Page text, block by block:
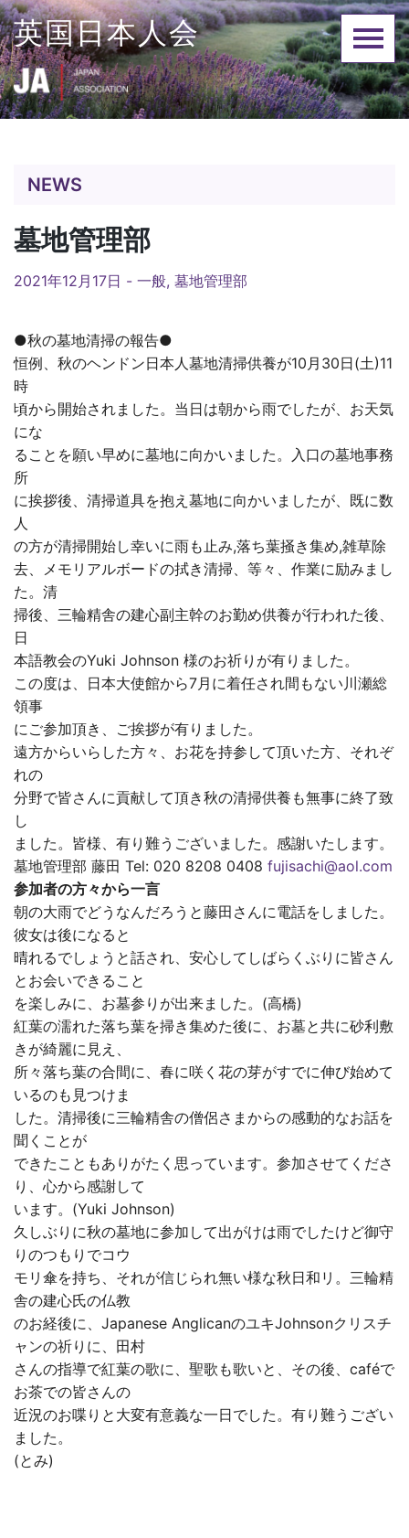
Skip
to
content
英国日本人会
NEWS
墓地管理部
2021年12月17日 - 一般, 墓地管理部
●秋の墓地清掃の報告●
恒例、秋のヘンドン日本人墓地清掃供養が10月30日(土)11
時
頃から開始されました。当日は朝から雨でしたが、お天気
にな
ることを願い早めに墓地に向かいました。入口の墓地事務
所
に挨拶後、清掃道具を抱え墓地に向かいましたが、既に数
人
の方が清掃開始し幸いに雨も止み,落ち葉掻き集め,雑草除
去、メモリアルボードの拭き清掃、等々、作業に励みまし
た。清
掃後、三輪精舎の建心副主幹のお勤め供養が行われた後、
日
本語教会のYuki Johnson 様のお祈りが有りました。
この度は、日本大使館から7月に着任され間もない川瀬総
領事
にご参加頂き、ご挨拶が有りました。
遠方からいらした方々、お花を持参して頂いた方、それぞ
れの
分野で皆さんに貢献して頂き秋の清掃供養も無事に終了致
し
ました。皆様、有り難うございました。感謝いたします。
墓地管理部 藤田 Tel: 020 8208 0408 fujisachi@aol.com
参加者の方々から一言
朝の大雨でどうなんだろうと藤田さんに電話をしました。
彼女は後になると
晴れるでしょうと話され、安心してしばらくぶりに皆さん
とお会いできること
を楽しみに、お墓参りが出来ました。(高橋)
紅葉の濡れた落ち葉を掃き集めた後に、お墓と共に砂利敷
きが綺麗に見え、
所々落ち葉の合間に、春に咲く花の芽がすでに伸び始めて
いるのも見つけま
した。清掃後に三輪精舎の僧侶さまからの感動的なお話を
聞くことが
できたこともありがたく思っています。参加させてくださ
り、心から感謝して
います。(Yuki Johnson)
久しぶりに秋の墓地に参加して出がけは雨でしたけど御守
りのつもりでコウ
モリ傘を持ち、それが信じられ無い様な秋日和リ。三輪精
舎の建心氏の仏教
のお経後に、Japanese AnglicanのユキJohnsonクリスチ
ャンの祈りに、田村
さんの指導で紅葉の歌に、聖歌も歌いと、その後、caféで
お茶での皆さんの
近況のお喋りと大変有意義な一日でした。有り難うござい
ました。
(とみ)